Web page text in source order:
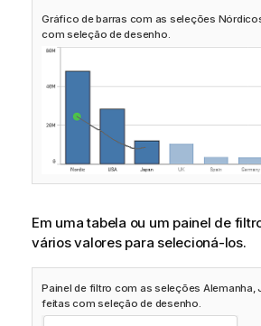
Gráfico de barras com as seleções
com seleção de desenho.
Em uma tabela ou um painel de
vários valores para selecioná-los.
Painel de filtro com as seleções Alemanha,
feitas com seleção de desenho.